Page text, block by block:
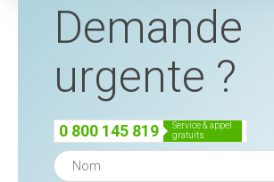
Demande
urgente ?
0 800 145 819
service & appel
gratuits